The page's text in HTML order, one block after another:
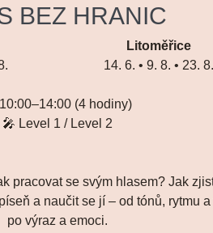
BEZ HRANIC
Litoměřice
14. 6. • 9. 8. • 23. 8.
(4 hodiny)
🎤 Level 1 / Level 2
pracovat se svým hlasem? Jak
a naučit se jí – od tónů, rytmu a
po výraz a emoci.